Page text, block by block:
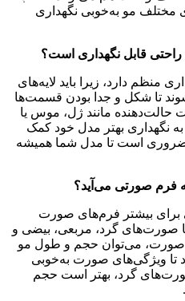
مختلف مو به‌خوبی نگهداری
راحتی قابل نگهداری است؟
منظم دارد، زیرا باید لایه‌های
تا شکل و جدا بودن قسمت‌ها
حالت‌دهنده مانند ژل، موس یا
به نگهداری بهتر مدل خود کمک
ضروری است تا مدل شما همیشه
فرم صورتی می‌آید؟
بیشتر فرم‌های صورت
صورت‌های گرد، مربعی، بیضی و
صورت، می‌توان حجم و طول مو
تا ویژگی‌های صورت به‌خوبی
گرد، بهتر است حجم